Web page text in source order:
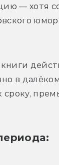
— хотя
в далёком
сроку,